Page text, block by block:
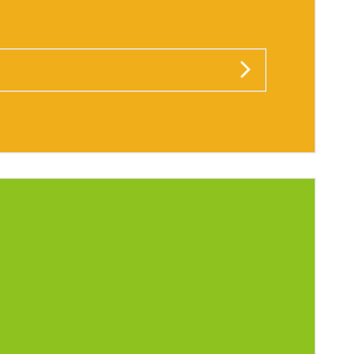
arrow_forward_ios